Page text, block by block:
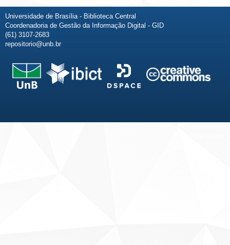
Universidade de Brasília - Biblioteca Central
Coordenadoria de Gestão da Informação Digital - GID
(61) 3107-2683
repositorio@unb.br